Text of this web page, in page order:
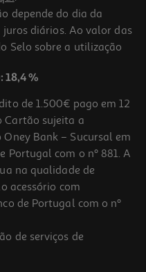
depende do dia da
diários. Ao valor das
Selo sobre a utilização
18,4 %
de 1.500€ pago em 12
Cartão sujeita a
Bank – Sucursal em
Portugal com o nº 881. A
na qualidade de
acessório com
de Portugal com o nº
de serviços de